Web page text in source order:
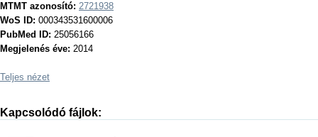
MTMT azonosító: 2721938
WoS ID: 000343531600006
PubMed ID: 25056166
Megjelenés éve: 2014
Teljes nézet
Kapcsolódó fájlok: